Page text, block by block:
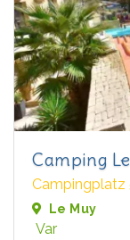
Camping
Campingplatz
Le Muy
Var